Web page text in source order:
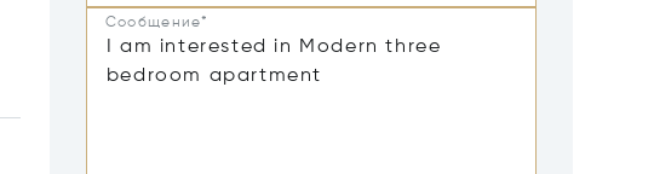
Сообщение*